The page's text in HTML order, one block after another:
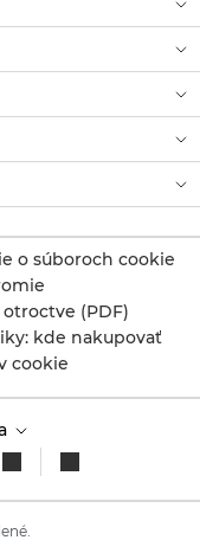
o súboroch cookie
(PDF)
kde nakupovať
cookie